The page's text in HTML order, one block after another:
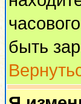
быть